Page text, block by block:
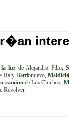
la luz de Alejandro Filio,
Raly Barrionuevo,
caminode Los Chichos,
Revolver.